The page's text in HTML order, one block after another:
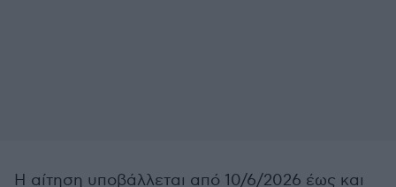
Η αίτηση υποβάλλεται από 10/6/2026 έως και